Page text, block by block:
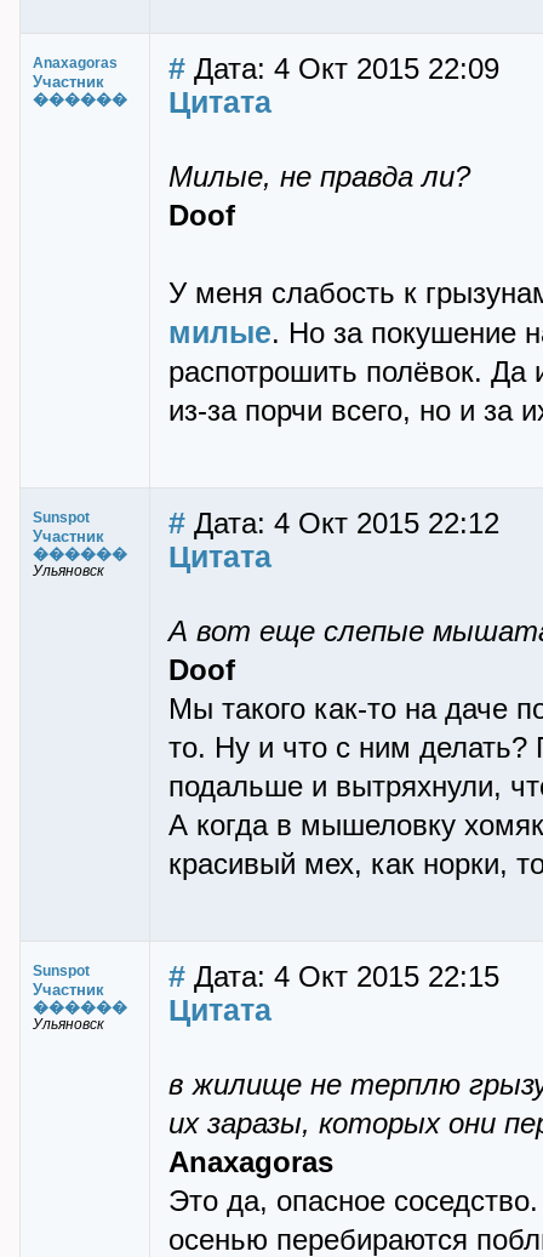
Anaxagoras
Участник
������
# Дата: 4 Окт 2015 22:09
Цитата
Милые, не правда ли?
Doof
У меня слабость к
милые. Но за покушение
распотрошить полёвок.
из-за порчи всего, но и за
Sunspot
Участник
������
Ульяновск
# Дата: 4 Окт 2015 22:12
Цитата
А вот еще слепые
Doof
Мы такого как-то на даче
то. Ну и что с ним
подальше и вытряхнули,
А когда в мышеловку
красивый мех, как норки,
Sunspot
Участник
������
Ульяновск
# Дата: 4 Окт 2015 22:15
Цитата
в жилище не терплю
их заразы, которых они
Anaxagoras
Это да, опасное
осенью перебираются